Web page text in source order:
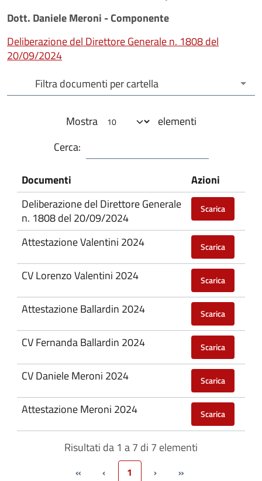
Dott. Daniele Meroni - Componente
Deliberazione del Direttore Generale n. 1808 del
20/09/2024
Filtra documenti per cartella
Filtra documenti per cartella
Mostra
elementi
Cerca:
Documenti
Azioni
Deliberazione del Direttore Generale
n. 1808 del 20/09/2024
Scarica
Attestazione Valentini 2024 Scarica
CV Lorenzo Valentini 2024 Scarica
Attestazione Ballardin 2024 Scarica
CV Fernanda Ballardin 2024 Scarica
CV Daniele Meroni 2024 Scarica
Attestazione Meroni 2024 Scarica
Risultati da 1 a 7 di 7 elementi
« ‹ 1 › »